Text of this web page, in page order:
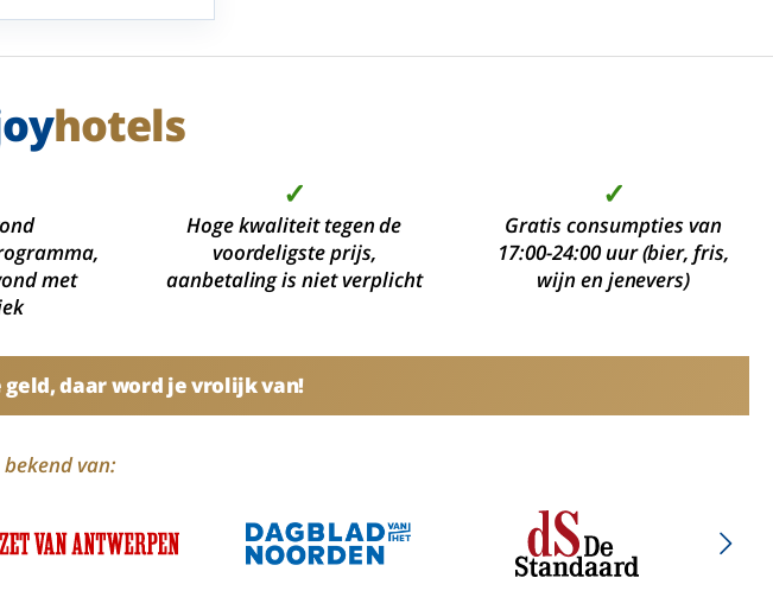
hotels
met
✓
Hoge kwaliteit tegen de
voordeligste prijs,
aanbetaling is niet verplicht
✓
Gratis consumpties van
17:00-24:00 uur (bier, fris,
wijn en jenevers)
daar word je vrolijk van!
van: